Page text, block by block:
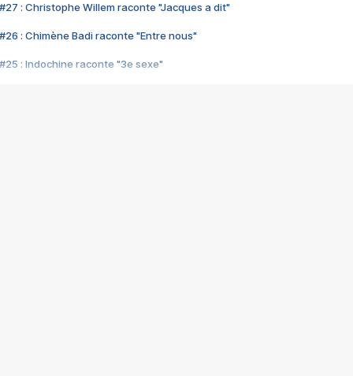
#27 : Christophe Willem raconte "Jacques a dit"
#26 : Chimène Badi raconte "Entre nous"
#25 : Indochine raconte "3e sexe"